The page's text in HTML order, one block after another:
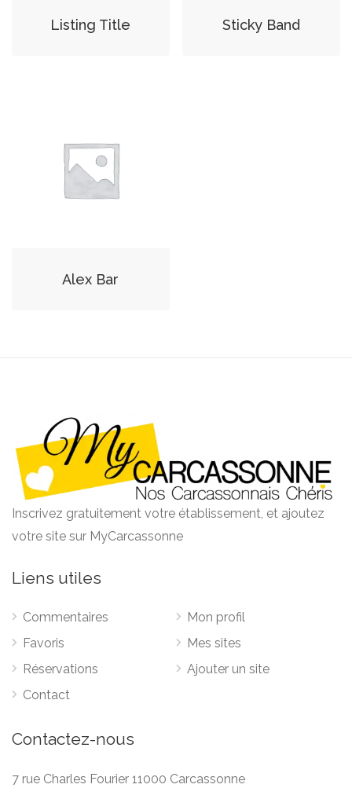
Listing Title Sticky Band
Alex Bar
Inscrivez gratuitement votre établissement, et ajoutez
votre site sur MyCarcassonne
Liens utiles
Commentaires
Favoris
Réservations
Contact
Mon profil
Mes sites
Ajouter un site
Contactez-nous
7 rue Charles Fourier 11000 Carcassonne